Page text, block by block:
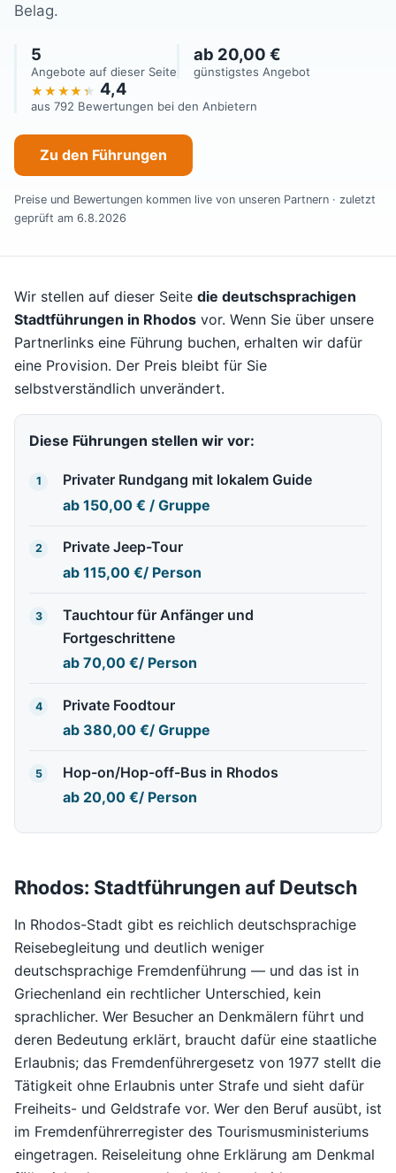
Belag.
5
Angebote auf dieser Seite
ab 20,00 €
günstigstes Angebot
4,4
aus 792 Bewertungen bei den Anbietern
Zu den Führungen
Preise und Bewertungen kommen live von unseren Partnern · zuletzt
geprüft am 6.8.2026
Wir stellen auf dieser Seite die deutschsprachigen
Stadtführungen in Rhodos vor. Wenn Sie über unsere
Partnerlinks eine Führung buchen, erhalten wir dafür
eine Provision. Der Preis bleibt für Sie
selbstverständlich unverändert.
Diese Führungen stellen wir vor:
1
Privater Rundgang mit lokalem Guide
ab150,00 € / Gruppe
2
Private Jeep-Tour
ab115,00 €/ Person
3
Tauchtour für Anfänger und
Fortgeschrittene
ab70,00 €/ Person
4
Private Foodtour
ab 380,00 €/ Gruppe
5
Hop-on/Hop-off-Bus in Rhodos
ab 20,00 €/ Person
Rhodos: Stadtführungen auf Deutsch
In Rhodos-Stadt gibt es reichlich deutschsprachige
Reisebegleitung und deutlich weniger
deutschsprachige Fremdenführung — und das ist in
Griechenland ein rechtlicher Unterschied, kein
sprachlicher. Wer Besucher an Denkmälern führt und
deren Bedeutung erklärt, braucht dafür eine staatliche
Erlaubnis; das Fremdenführergesetz von 1977 stellt die
Tätigkeit ohne Erlaubnis unter Strafe und sieht dafür
Freiheits- und Geldstrafe vor. Wer den Beruf ausübt, ist
im Fremdenführerregister des Tourismusministeriums
eingetragen. Reiseleitung ohne Erklärung am Denkmal